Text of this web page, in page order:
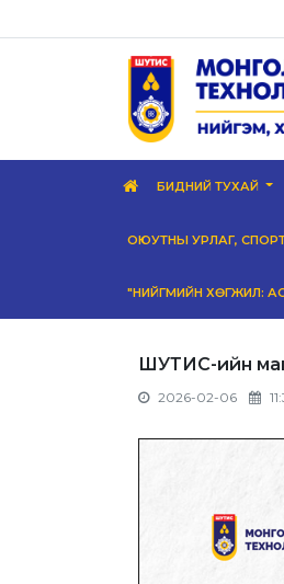
БИДНИЙ ТУХАЙ
ОЮУТНЫ УРЛАГ,
"НИЙГМИЙН ХӨГЖИЛ:
ШУТИС-ийн
2026-02-06